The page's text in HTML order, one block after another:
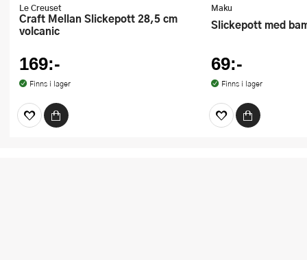
Le Creuset
Craft Mellan Slickepott 28,5 cm
volcanic
169:-
Finns i lager
Maku
Slickepott med
69:-
Finns i lager